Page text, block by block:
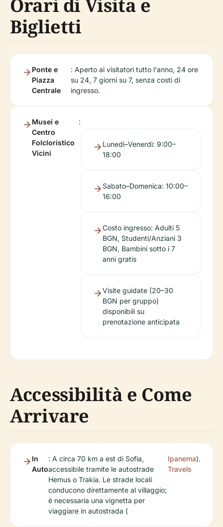
Orari di Visita e
Biglietti
Ponte e
Piazza
Centrale
: Aperto ai visitatori tutto l'anno, 24 ore
su 24, 7 giorni su 7, senza costi di
ingresso.
Musei e
Centro
Folcloristico
Vicini
:
Lunedì–Venerdì: 9:00–
18:00
Sabato–Domenica: 10:00–
16:00
Costo ingresso: Adulti 5
BGN, Studenti/Anziani 3
BGN, Bambini sotto i 7
anni gratis
Visite guidate (20–30
BGN per gruppo)
disponibili su
prenotazione anticipata
Accessibilità e Come
Arrivare
In
Auto
: A circa 70 km a est di Sofia,
accessibile tramite le autostrade
Hemus o Trakia. Le strade locali
conducono direttamente al villaggio;
è necessaria una vignetta per
viaggiare in autostrada (
Ipanema
Travels
).